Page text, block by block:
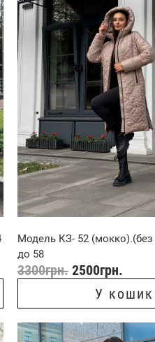
Модель КЗ- 52 (мокко).(без
до 58
3300грн. 2500грн.
У кошик